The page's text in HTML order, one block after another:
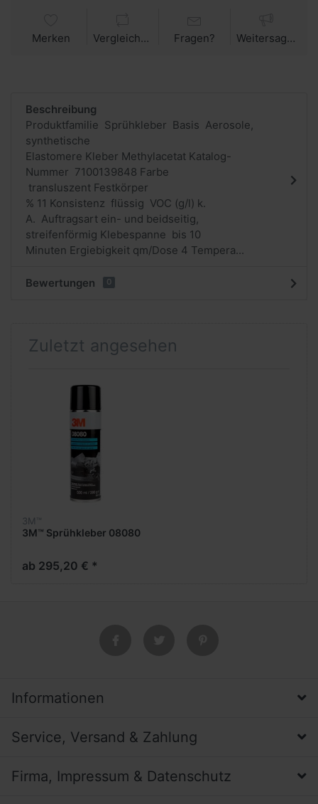
Merken Vergleichen Fragen? Weitersagen
Beschreibung
Produktfamilie Sprühkleber Basis Aerosole,
synthetische
Elastomere Kleber Methylacetat Katalog-
Nummer 7100139848 Farbe
transluszent Festkörper
% 11 Konsistenz flüssig VOC (g/l) k.
A. Auftragsart ein- und beidseitig,
streifenförmig Klebespanne bis 10
Minuten Ergiebigkeit qm/Dose 4 Tempera...
Bewertungen 0
Zuletzt angesehen
3M™
3M™ Sprühkleber 08080
ab 295,20 € *
Informationen
Service, Versand & Zahlung
Firma, Impressum & Datenschutz